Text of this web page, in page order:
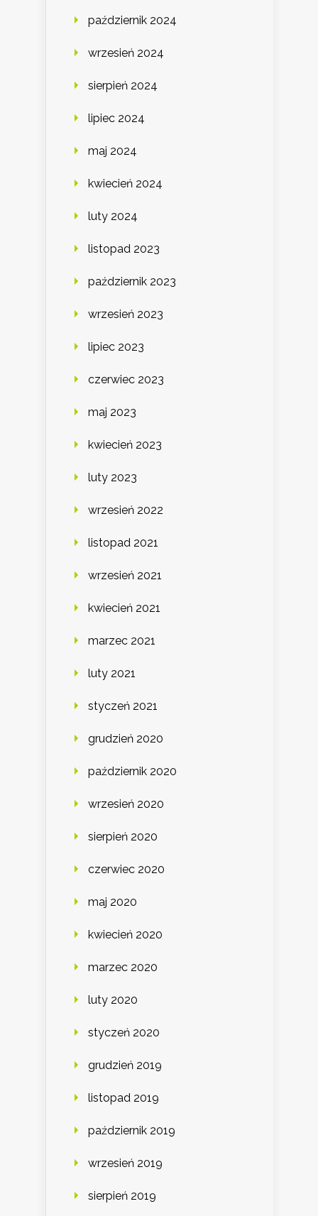
październik 2024
wrzesień 2024
sierpień 2024
lipiec 2024
maj 2024
kwiecień 2024
luty 2024
listopad 2023
październik 2023
wrzesień 2023
lipiec 2023
czerwiec 2023
maj 2023
kwiecień 2023
luty 2023
wrzesień 2022
listopad 2021
wrzesień 2021
kwiecień 2021
marzec 2021
luty 2021
styczeń 2021
grudzień 2020
październik 2020
wrzesień 2020
sierpień 2020
czerwiec 2020
maj 2020
kwiecień 2020
marzec 2020
luty 2020
styczeń 2020
grudzień 2019
listopad 2019
październik 2019
wrzesień 2019
sierpień 2019